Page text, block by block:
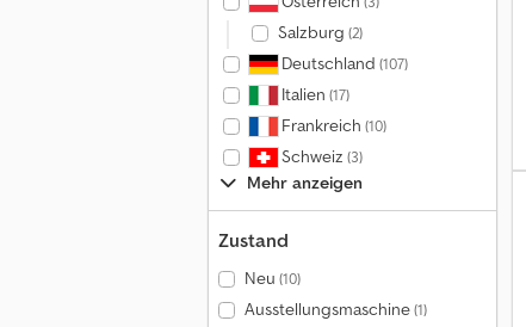
Salzburg (2)
Deutschland (107)
Italien (17)
Frankreich (10)
Schweiz (3)
Mehr anzeigen
Zustand
Neu (10)
Ausstellungsmaschine(1)